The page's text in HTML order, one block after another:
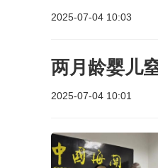
2025-07-04 10:03
两月龄婴儿
2025-07-04 10:01